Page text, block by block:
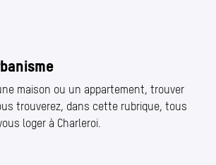
maison ou un appartement, trouver
trouverez, dans cette rubrique, tous
loger à Charleroi.